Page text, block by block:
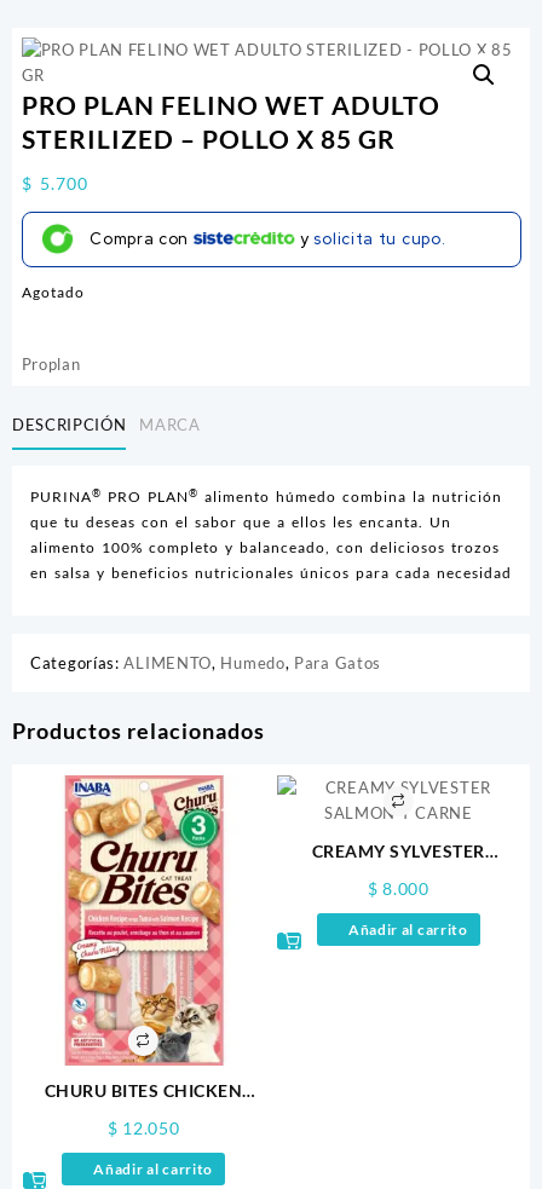
PRO PLAN FELINO WET ADULTO
STERILIZED – POLLO X 85 GR
$ 5.700
Compra con y solicita tu cupo.
Agotado
Proplan
DESCRIPCIÓN MARCA
PURINA® PRO PLAN® alimento húmedo combina la nutrición
que tu deseas con el sabor que a ellos les encanta. Un
alimento 100% completo y balanceado, con deliciosos trozos
en salsa y beneficios nutricionales únicos para cada necesidad
Categorías:ALIMENTO, Humedo, Para Gatos
Productos relacionados
CHURU BITES CHICKEN
SALMON RECIPE X3
$ 12.050
Añadir al carrito
CREAMY SYLVESTER
$ 8.000
Añadir al carrito